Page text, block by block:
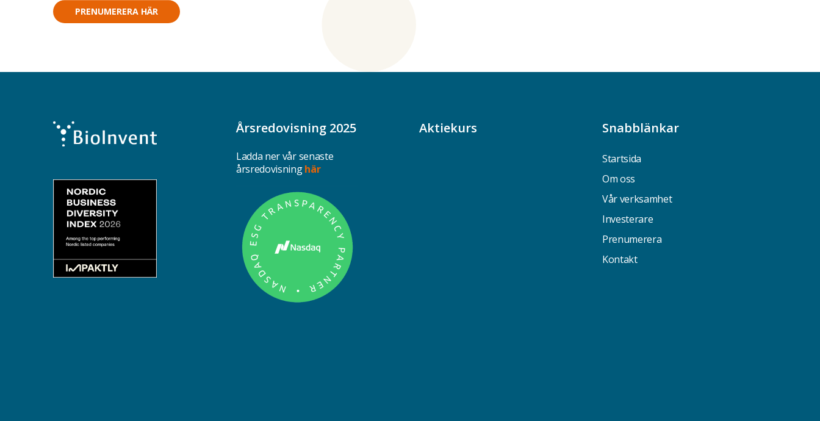
PRENUMERERA HÄR
Årsredovisning 2025
Ladda ner vår senaste
årsredovisninghär
Aktiekurs Snabblänkar
Startsida
Om oss
Vår verksamhet
Investerare
Prenumerera
Kontakt